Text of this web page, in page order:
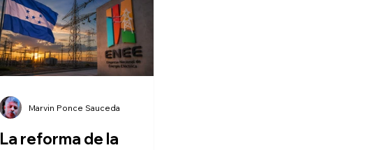
La reforma de la
Marvin Ponce Sauceda